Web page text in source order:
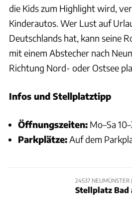
die Kids zum Highlight wird,
Kinderautos. Wer Lust auf
Deutschlands hat, kann seine
mit einem Abstecher nach
Richtung Nord- oder Ostsee
Infos und Stellplatztipp
Öffnungszeiten: Mo–Sa
Parkplätze:Auf dem
24537 NEUMÜNSTER
Stellplatz Bad